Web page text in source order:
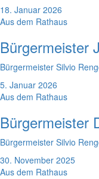
18. Januar 2026
Aus dem Rathaus
Bürgermeister
Bürgermeister Silvio
5. Januar 2026
Aus dem Rathaus
Bürgermeister
Bürgermeister Silvio
30. November 2025
Aus dem Rathaus